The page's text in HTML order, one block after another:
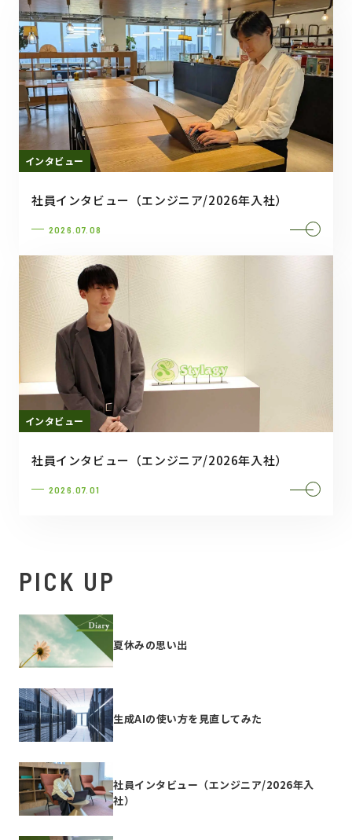
インタビュー
社員インタビュー（エンジニア/2026年入社）
2026.07.08
インタビュー
社員インタビュー（エンジニア/2026年入社）
2026.07.01
PICK UP
夏休みの思い出
生成AIの使い方を見直してみた
社員インタビュー（エンジニア/2026年入
社）